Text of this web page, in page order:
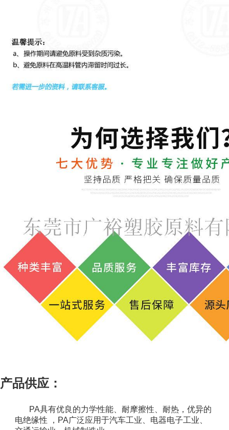
产品供应：
PA具有优良的力学性能、耐摩擦性、耐热，优异的
电绝缘性 ，PA广泛应用于汽车工业、电器电子工业、